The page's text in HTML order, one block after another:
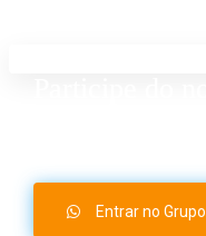
Entrar no Grupo